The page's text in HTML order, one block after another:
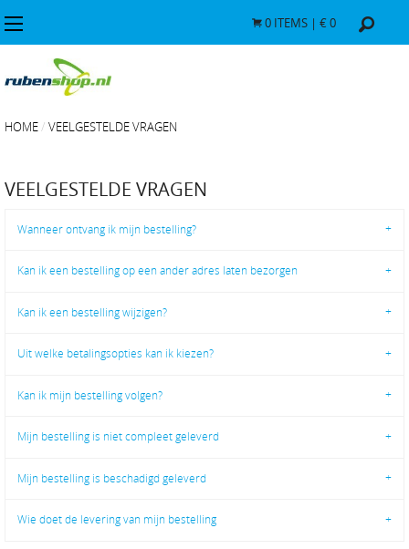
0 ITEMS | €0
HOME VEELGESTELDE VRAGEN
VEELGESTELDE VRAGEN
Wanneer ontvang ik mijn bestelling?
Kan ik een bestelling op een ander adres laten bezorgen
Kan ik een bestelling wijzigen?
Uit welke betalingsopties kan ik kiezen?
Kan ik mijn bestelling volgen?
Mijn bestelling is niet compleet geleverd
Mijn bestelling is beschadigd geleverd
Wie doet de levering van mijn bestelling